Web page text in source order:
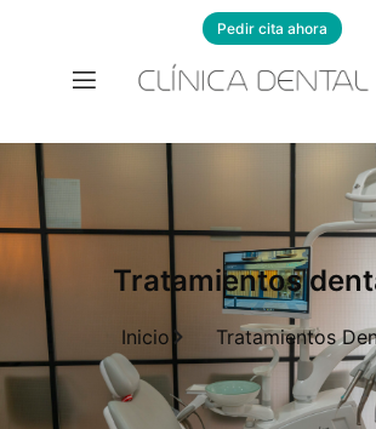
Pedir cita ahora
Tratamientos
Inicio Tratamientos